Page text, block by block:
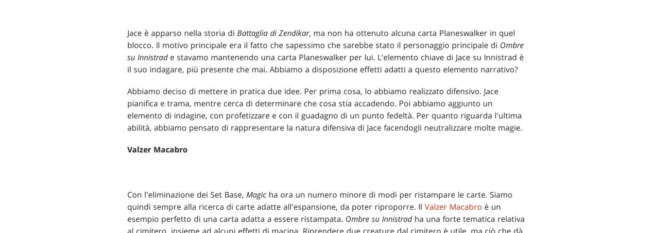
Jace è apparso nella storia di Battaglia di Zendikar, ma non ha ottenuto alcuna carta Planeswalker in quel
blocco. Il motivo principale era il fatto che sapessimo che sarebbe stato il personaggio principale di Ombre
su Innistrade stavamo mantenendo una carta Planeswalker per lui. L'elemento chiave di Jace su Innistrad è
il suo indagare, più presente che mai. Abbiamo a disposizione effetti adatti a questo elemento narrativo?
Abbiamo deciso di mettere in pratica due idee. Per prima cosa, lo abbiamo realizzato difensivo. Jace
pianifica e trama, mentre cerca di determinare che cosa stia accadendo. Poi abbiamo aggiunto un
elemento di indagine, con profetizzare e con il guadagno di un punto fedeltà. Per quanto riguarda l'ultima
abilità, abbiamo pensato di rappresentare la natura difensiva di Jace facendogli neutralizzare molte magie.
Valzer Macabro
Con l'eliminazione dei Set Base, Magic ha ora un numero minore di modi per ristampare le carte. Siamo
quindi sempre alla ricerca di carte adatte all'espansione, da poter riproporre. Il Valzer Macabro è un
esempio perfetto di una carta adatta a essere ristampata. Ombre su Innistradha una forte tematica relativa